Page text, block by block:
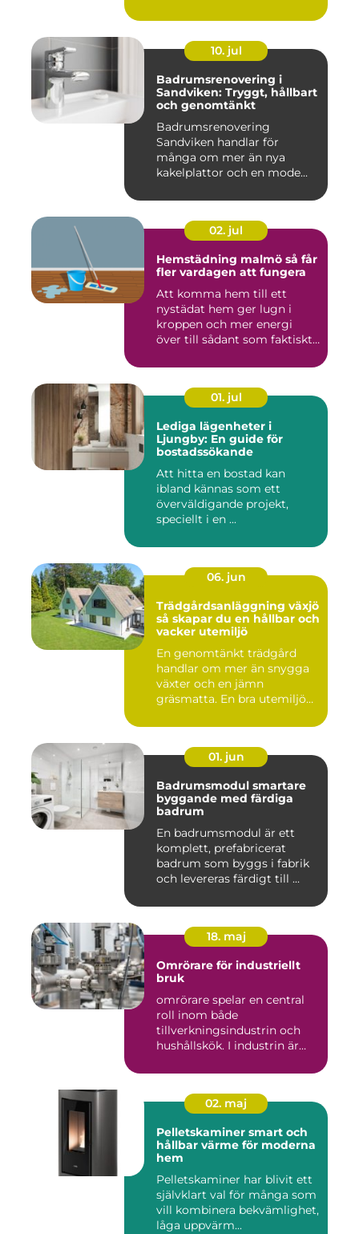
10. jul
Badrumsrenovering i
Sandviken: Tryggt, hållbart
och genomtänkt
Badrumsrenovering
Sandviken handlar för
många om mer än nya
kakelplattor och en mode...
02. jul
Hemstädning malmö så får
fler vardagen att fungera
Att komma hem till ett
nystädat hem ger lugn i
kroppen och mer energi
över till sådant som faktiskt
01. jul
Lediga lägenheter i
Ljungby: En guide för
bostadssökande
Att hitta en bostad kan
ibland kännas som ett
överväldigande projekt,
speciellt i en ...
06. jun
Trädgårdsanläggning växjö
så skapar du en hållbar och
vacker utemiljö
En genomtänkt trädgård
handlar om mer än snygga
växter och en jämn
gräsmatta. En bra utemiljö
01. jun
Badrumsmodul smartare
byggande med färdiga
badrum
En badrumsmodul är ett
komplett, prefabricerat
badrum som byggs i fabrik
och levereras färdigt till ...
18. maj
Omrörare för industriellt
bruk
omrörare spelar en central
roll inom både
tillverkningsindustrin och
hushållskök. I industrin är
02. maj
Pelletskaminer smart och
hållbar värme för moderna
hem
Pelletskaminer har blivit ett
självklart val för många som
vill kombinera bekvämlighet,
låga uppvärm...